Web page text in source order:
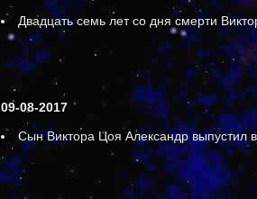
Двадцать семь лет со дня смерти
09-08-2017
Сын Виктора Цоя Александр выпустил